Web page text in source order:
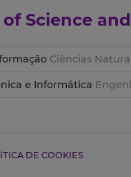
of Science
Ciências
e Informática
DE COOKIES